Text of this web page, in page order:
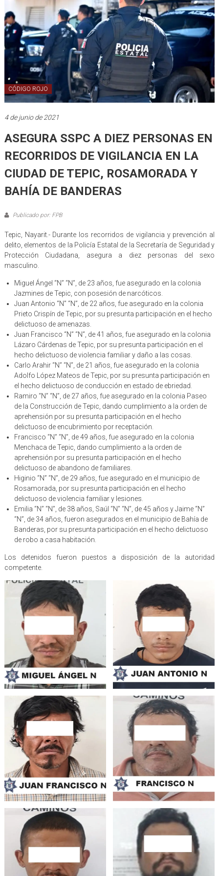
CÓDIGO ROJO
4 de junio de 2021
ASEGURA SSPC A DIEZ PERSONAS EN
RECORRIDOS DE VIGILANCIA EN LA
CIUDAD DE TEPIC, ROSAMORADA Y
BAHÍA DE BANDERAS
Publicado por: FPB
Tepic, Nayarit.- Durante los recorridos de vigilancia y prevención al
delito, elementos de la Policía Estatal de la Secretaría de Seguridad y
Protección Ciudadana, asegura a diez personas del sexo
masculino.
Miguel Ángel “N” “N”, de 23 años, fue asegurado en la colonia
Jazmines de Tepic, con posesión de narcóticos.
Juan Antonio “N” “N”, de 22 años, fue asegurado en la colonia
Prieto Crispín de Tepic, por su presunta participación en el hecho
delictuoso de amenazas.
Juan Francisco “N” “N”, de 41 años, fue asegurado en la colonia
Lázaro Cárdenas de Tepic, por su presunta participación en el
hecho delictuoso de violencia familiar y daño a las cosas.
Carlo Arahir “N” “N”, de 21 años, fue asegurado en la colonia
Adolfo López Mateos de Tepic, por su presunta participación en
el hecho delictuoso de conducción en estado de ebriedad.
Ramiro “N” “N”, de 27 años, fue asegurado en la colonia Paseo
de la Construcción de Tepic, dando cumplimiento a la orden de
aprehensión por su presunta participación en el hecho
delictuoso de encubrimiento por receptación.
Francisco “N” “N”, de 49 años, fue asegurado en la colonia
Menchaca de Tepic, dando cumplimiento a la orden de
aprehensión por su presunta participación en el hecho
delictuoso de abandono de familiares.
Higinio “N” “N”, de 29 años, fue asegurado en el municipio de
Rosamorada, por su presunta participación en el hecho
delictuoso de violencia familiar y lesiones.
Emilia “N” “N”, de 38 años, Saúl “N” “N”, de 45 años y Jaime “N”
“N”, de 34 años, fueron asegurados en el municipio de Bahía de
Banderas, por su presunta participación en el hecho delictuoso
de robo a casa habitación.
Los detenidos fueron puestos a disposición de la autoridad
competente.